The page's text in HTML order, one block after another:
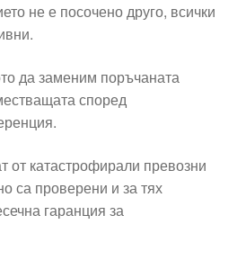
не е посочено друго, всички
да заменим поръчаната
според
от катастрофирали превозни
са проверени и за тях
гаранция за